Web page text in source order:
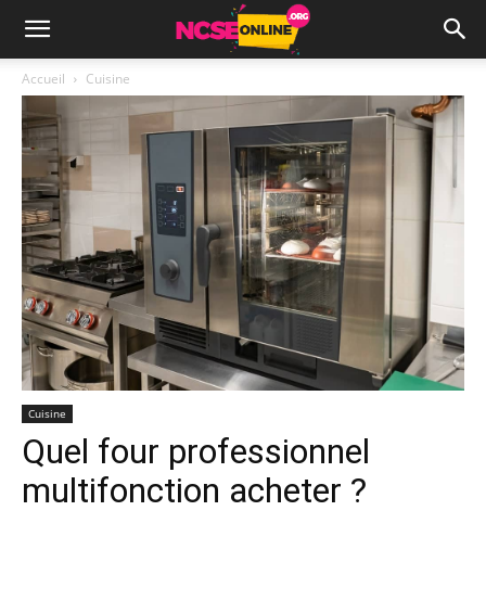
Accueil Cuisine
Cuisine
Quel four professionnel
multifonction acheter ?